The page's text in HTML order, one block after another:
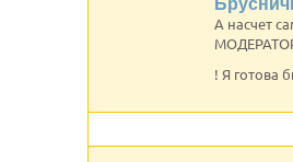
А насчет
! Я готова